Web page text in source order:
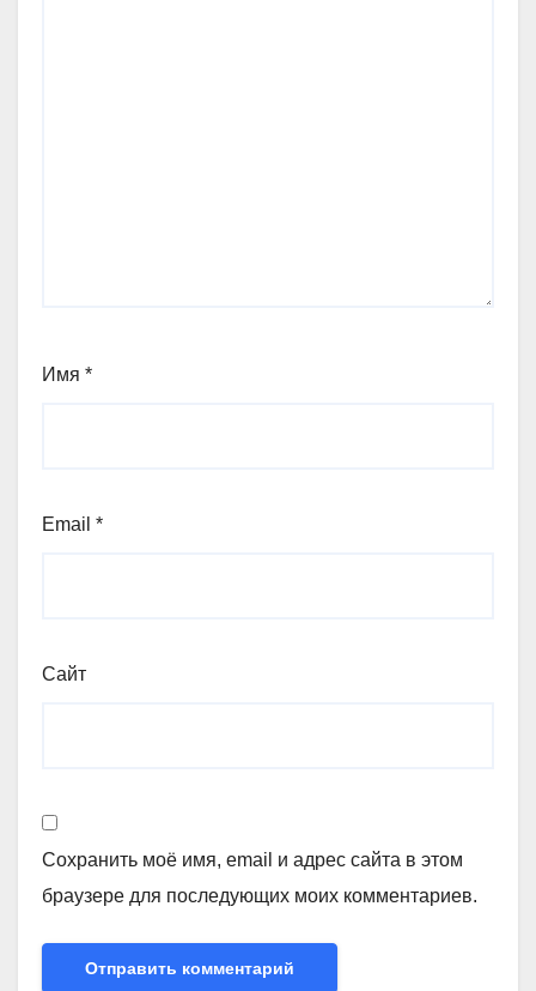
Имя *
Email *
Сайт
Сохранить моё имя, email и адрес сайта в этом
браузере для последующих моих комментариев.